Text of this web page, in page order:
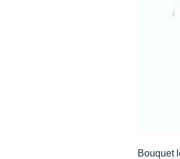
Bouquet